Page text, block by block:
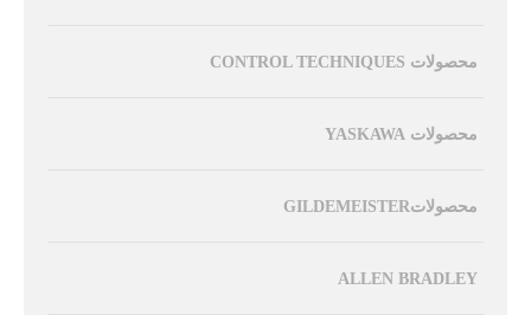
محصولات CONTROL TECHNIQUES
محصولات YASKAWA
محصولاتGILDEMEISTER
ALLEN BRADLEY